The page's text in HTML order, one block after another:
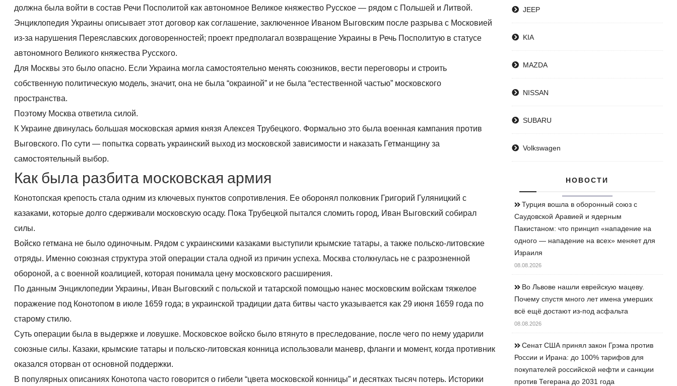
должна была войти в состав Речи Посполитой как автономное Великое княжество Русское — рядом с Польшей и Литвой.
Энциклопедия Украины описывает этот договор как соглашение, заключенное Иваном Выговским после разрыва с Московией
из-за нарушения Переяславских договоренностей; проект предполагал возвращение Украины в Речь Посполитую в статусе
автономного Великого княжества Русского.
Для Москвы это было опасно. Если Украина могла самостоятельно менять союзников, вести переговоры и строить
собственную политическую модель, значит, она не была “окраиной” и не была “естественной частью” московского
пространства.
Поэтому Москва ответила силой.
К Украине двинулась большая московская армия князя Алексея Трубецкого. Формально это была военная кампания против
Выговского. По сути — попытка сорвать украинский выход из московской зависимости и наказать Гетманщину за
самостоятельный выбор.
Как была разбита московская армия
Конотопская крепость стала одним из ключевых пунктов сопротивления. Ее оборонял полковник Григорий Гуляницкий с
казаками, которые долго сдерживали московскую осаду. Пока Трубецкой пытался сломить город, Иван Выговский собирал
силы.
Войско гетмана не было одиночным. Рядом с украинскими казаками выступили крымские татары, а также польско-литовские
отряды. Именно союзная структура этой операции стала одной из причин успеха. Москва столкнулась не с разрозненной
обороной, а с военной коалицией, которая понимала цену московского расширения.
По данным Энциклопедии Украины, Иван Выговский с польской и татарской помощью нанес московским войскам тяжелое
поражение под Конотопом в июле 1659 года; в украинской традиции дата битвы часто указывается как 29 июня 1659 года по
старому стилю.
Суть операции была в выдержке и ловушке. Московское войско было втянуто в преследование, после чего по нему ударили
союзные силы. Казаки, крымские татары и польско-литовская конница использовали маневр, фланги и момент, когда противник
оказался оторван от основной поддержки.
В популярных описаниях Конотопа часто говорится о гибели “цвета московской конницы” и десятках тысяч потерь. Историки
JEEP
KIA
MAZDA
NISSAN
SUBARU
Volkswagen
НОВОСТИ
Турция вошла в оборонный союз с
Саудовской Аравией и ядерным
Пакистаном: что принцип «нападение на
одного — нападение на всех» меняет для
Израиля
08.08.2026
Во Львове нашли еврейскую мацеву.
Почему спустя много лет имена умерших
всё ещё достают из-под асфальта
08.08.2026
Сенат США принял закон Грэма против
России и Ирана: до 100% тарифов для
покупателей российской нефти и санкции
против Тегерана до 2031 года